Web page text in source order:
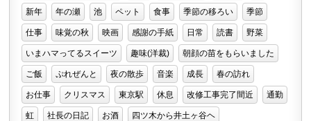
新年 年の瀬 池 ペット 食事 季節の移ろい 季節
仕事 味覚の秋 映画 感謝の手紙 日常 読書 野菜
いまハマってるスイーツ 趣味(洋裁) 朝顔の苗をもらいました
ご飯 ぷれぜんと 夜の散歩 音楽 成長 春の訪れ
お仕事 クリスマス 東京駅 休息 改修工事完了間近 通勤
虹 社長の日記 お酒 四ツ木から井土ヶ谷ヘ